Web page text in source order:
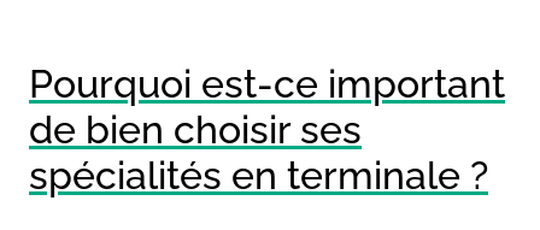
Pourquoi est-ce important
de bien choisir ses
spécialités en terminale ?